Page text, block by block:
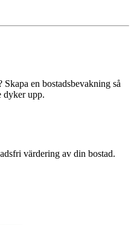
en bostadsbevakning så
dyker upp.
värdering av din bostad.